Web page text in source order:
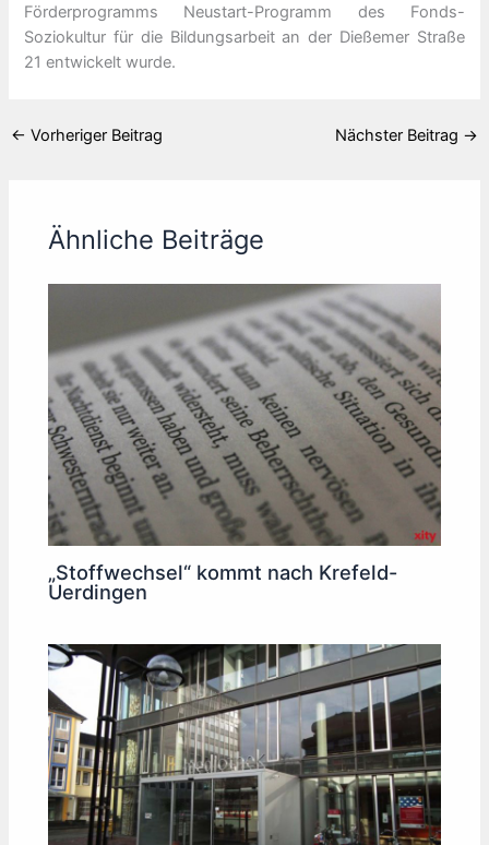
Förderprogramms Neustart-Programm des Fonds-
Soziokultur für die Bildungsarbeit an der Dießemer Straße
21 entwickelt wurde.
← Vorheriger Beitrag Nächster Beitrag →
Ähnliche Beiträge
„Stoffwechsel“ kommt nach Krefeld-
Uerdingen